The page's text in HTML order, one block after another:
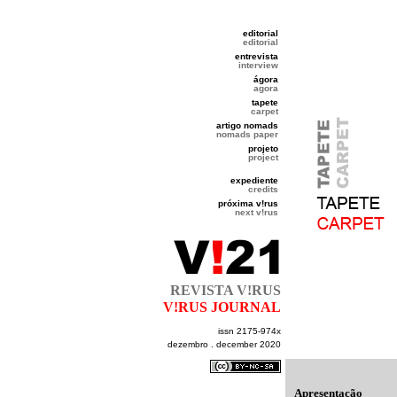
editorial
editorial
entrevista
interview
ágora
agora
tapete
carpet
artigo nomads
nomads paper
projeto
project
expediente
credits
próxima v!rus
next v!rus
REVISTA V!RUS
V!RUS JOURNAL
issn 2175-974x
dezembro . december 2020
Apresentação